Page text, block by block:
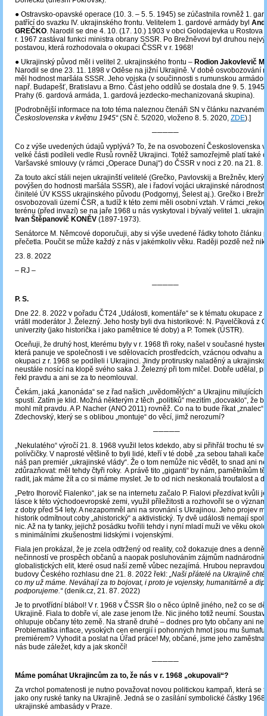
● Ostravsko-opavské operace (10. 3. – 5. 5. 1945) se zúčastnila rovněž 1.
patřící do svazku IV. ukrajinského frontu. Velitelem 1. gardové armády byl
GREČKO. Narodil se dne 4. 10. (17. 10.) 1903 v obci Golodajevka u Rostova
r. 1967 zastával funkci ministra obrany SSSR. Po Brežněvovi byl druhou
postavou, která rozhodovala o okupaci ČSSR v r. 1968!
● Ukrajinský původ měl i velitel 2. ukrajinského frontu – Rodion Jakovlevič
Narodil se dne 23. 11. 1898 v Oděse na jižní Ukrajině. V době osvobozování
měl hodnost maršála SSSR. Jeho vojska (v součinnosti s rumunskou
např. Budapešť, Bratislavu a Brno. Část jeho oddílů se dostala dne 9. 5. 1945
Prahy (6. gardová armáda, 1. gardová jezdecko-mechanizovaná skupina).
[Podrobnější informace na toto téma naleznou čtenáři SN v článku nazvaném
Československa v květnu 1945“(SN č. 5/2020, vloženo 8. 5. 2020, ZDE).]
─────
Co z výše uvedených údajů vyplývá? To, že na osvobození Československa
velké části podíleli vedle Rusů rovněž Ukrajinci. Totéž samozřejmě platí také
Varšavské smlouvy (v rámci „Operace Dunaj“) do ČSSR v noci z 20. na 21. 8.
Za touto akcí stáli nejen ukrajinští velitelé (Grečko, Pavlovskij a Brežněv, který
povýšen do hodnosti maršála SSSR), ale i řadoví vojáci ukrajinské
činitelé ÚV KSSS ukrajinského původu (Podgornyj, Šelest aj.). Grečko i
osvobozovali území ČSR, a tudíž k této zemi měli osobní vztah. V rámci
terénu (před invazí) se na jaře 1968 u nás vyskytoval i bývalý velitel 1.
Ivan Štěpanovič KONĚV (1897-1973).
Senátorce M. Němcové doporučuji, aby si výše uvedené řádky tohoto článku
přečetla. Poučit se může každý z nás v jakémkoliv věku. Raději pozdě než
23. 8. 2022
‒ RJ ‒
─────
P. S.
Dne 22. 8. 2022 v pořadu ČT24 „Události, komentáře“ se k tématu okupace z
vrátil moderátor J. Železný. Jeho hosty byli dva historikové: N. Pavelčíková z
univerzity (jako historička i jako pamětnice té doby) a P. Tomek (ÚSTR).
Oceňuji, že druhý host, kterému byly v r. 1968 tři roky, našel v současné
která panuje ve společnosti i ve sdělovacích prostředcích, vzácnou odvahu a
okupaci z r. 1968 se podíleli i Ukrajinci. Jindy protirusky naladěný a
neustále nosící na klopě svého saka J. Železný při tom mlčel. Dobře udělal,
řekl pravdu a ani se za to neomlouval.
Čekám, jaká „kanonáda“ se z řad našich „uvědomělých“ a Ukrajinu milujících
spustí. Zatím je klid. Možná některým z těch „politiků“ mezitím „docvaklo“, že
mohl mít pravdu. A P. Nacher (ANO 2011) rovněž. Co na to bude říkat „znalec“
Zdechovský, který se s oblibou „montuje“ do věcí, jimž nerozumí?
─────
„Nekulatého“ výročí 21. 8. 1968 využil letos kdekdo, aby si přihřál trochu té
polívčičky. V naprosté většině to byli lidé, kteří v té době „za sebou tahali
náš pan premiér „ukrajinské vlády“. Že o tom nemůže nic vědět, to snad ani
zdůrazňovat: měl tehdy čtyři roky. A právě tito „giganti“ by nám, pamětníkům
radit, jak máme žít a co si máme myslet. Je to od nich neskonalá troufalost a
„Petro Ihorovič Fialenko“, jak se na internetu začalo P. Fialovi přezdívat kvůli
lásce k této východoevropské zemi, využil příležitosti a rozhovořil se o
z doby před 54 lety. A nezapomněl ani na srovnání s Ukrajinou. Jeho projev
historik odmítnout coby „ahistorický“ a aktivistický. Ty dvě události nemají
nic. Až na ty tanky, jejichž posádku tvořili tehdy i nyní mladí muži ve věku
s minimálními zkušenostmi lidskými i vojenskými.
Fiala jen prokázal, že je zcela odtržený od reality, což dokazuje dnes a denně
nečinností ve prospěch občanů a naopak posluhováním zájmům
globalistických elit, které osud naší země vůbec nezajímá. Hrubou nepravdou
budovy Českého rozhlasu dne 21. 8. 2022 řekl: „Naši přátelé na Ukrajině
co my už máme. Neváhají za to bojovat, i proto je vojensky, humanitárně a
podporujeme.“(denik.cz, 21. 87. 2022)
Je to prvotřídní blábol! V r. 1968 v ČSSR šlo o něco úplně jiného, než co se
Ukrajině. Fiala to dobře ví, ale zase jenom lže. Nic jiného totiž neumí.
ohlupuje občany této země. Na straně druhé – dodnes pro tyto občany ani
Problematika inflace, vysokých cen energií i pohonných hmot jsou mu
premiérem? Vyhodit a poslat na Úřad práce! My, občané, jsme jeho
nás bude záležet, kdy a jak skončí!
─────
Máme pomáhat Ukrajincům za to, že nás v r. 1968 „okupovali“?
Za vrchol pomatenosti je nutno považovat novou politickou kampaň, která se
jako ony ruské tanky na Ukrajině. Jedná se o zasílání symbolické částky
ukrajinské ambasády v Praze.